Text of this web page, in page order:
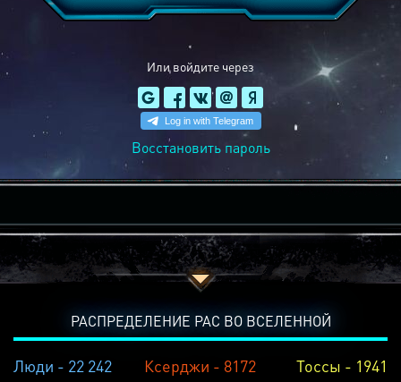
Или войдите через
Восстановить пароль
РАСПРЕДЕЛЕНИЕ РАС ВО ВСЕЛЕННОЙ
Люди - 22 242 Ксерджи - 8172 Тоссы - 1941